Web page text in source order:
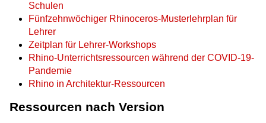
Schulen
Fünfzehnwöchiger Rhinoceros-Musterlehrplan für
Lehrer
Zeitplan für Lehrer-Workshops
Rhino-Unterrichtsressourcen während der COVID-19-
Pandemie
Rhino in Architektur-Ressourcen
Ressourcen nach Version